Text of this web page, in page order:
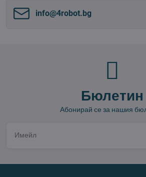
info​@4robot​.bg
Бюлетин
Абонирай се за нашия